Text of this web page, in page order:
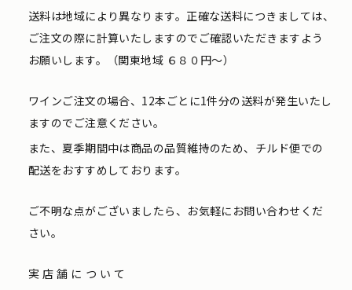
送料は地域により異なります。正確な送料につきましては、
ご注文の際に計算いたしますのでご確認いただきますよう
お願いします。（関東地域 ６８０円〜）
ワインご注文の場合、12本ごとに1件分の送料が発生いたし
ますのでご注意ください。
また、夏季期間中は商品の品質維持のため、チルド便での
配送をおすすめしております。
ご不明な点がございましたら、お気軽にお問い合わせくだ
さい。
実店舗について